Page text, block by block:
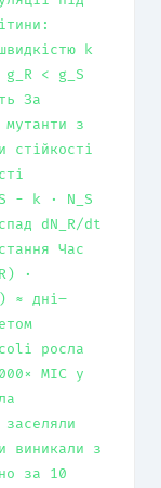
k
< g_S
За
мутанти з
стійкості
− k · N_S
dN_R/dt
Час
·
≈ дні–
росла
MIC у
виникали з
за 10